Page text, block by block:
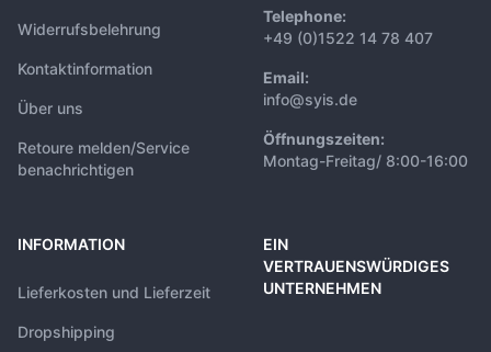
Widerrufsbelehrung
Kontaktinformation
Über uns
Retoure melden/Service
benachrichtigen
Telephone:
+49 (0)1522 14 78 407
Email:
info@syis.de
Öffnungszeiten:
Montag-Freitag/ 8:00-16:00
INFORMATION
Lieferkosten und Lieferzeit
Dropshipping
EIN
VERTRAUENSWÜRDIGES
UNTERNEHMEN